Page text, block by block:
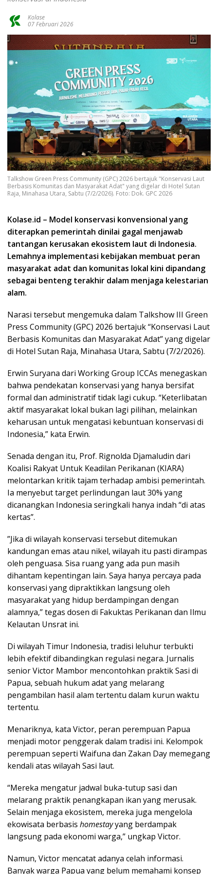
Kolase
07 Februari 2026
Talkshow Green Press Community (GPC) 2026 bertajuk "Konservasi Laut
Berbasis Komunitas dan Masyarakat Adat" yang digelar di Hotel Sutan
Raja, Minahasa Utara, Sabtu (7/2/2026). Foto: Dok. GPC 2026
Kolase.id – Model konservasi konvensional yang
diterapkan pemerintah dinilai gagal menjawab
tantangan kerusakan ekosistem laut di Indonesia.
Lemahnya implementasi kebijakan membuat peran
masyarakat adat dan komunitas lokal kini dipandang
sebagai benteng terakhir dalam menjaga kelestarian
alam.
​Narasi tersebut mengemuka dalam Talkshow III Green
Press Community (GPC) 2026 bertajuk “Konservasi Laut
Berbasis Komunitas dan Masyarakat Adat” yang digelar
di Hotel Sutan Raja, Minahasa Utara, Sabtu (7/2/2026).
​Erwin Suryana dari Working Group ICCAs menegaskan
bahwa pendekatan konservasi yang hanya bersifat
formal dan administratif tidak lagi cukup. “Keterlibatan
aktif masyarakat lokal bukan lagi pilihan, melainkan
keharusan untuk mengatasi kebuntuan konservasi di
Indonesia,” kata Erwin.
Senada dengan itu, Prof. Rignolda Djamaludin dari
Koalisi Rakyat Untuk Keadilan Perikanan (KIARA)
melontarkan kritik tajam terhadap ambisi pemerintah.
Ia menyebut target perlindungan laut 30% yang
dicanangkan Indonesia seringkali hanya indah “di atas
kertas”.
​”Jika di wilayah konservasi tersebut ditemukan
kandungan emas atau nikel, wilayah itu pasti dirampas
oleh penguasa. Sisa ruang yang ada pun masih
dihantam kepentingan lain. Saya hanya percaya pada
konservasi yang dipraktikkan langsung oleh
masyarakat yang hidup berdampingan dengan
alamnya,” tegas dosen di Fakuktas Perikanan dan Ilmu
Kelautan Unsrat ini.
Di wilayah Timur Indonesia, tradisi leluhur terbukti
lebih efektif dibandingkan regulasi negara. Jurnalis
senior Victor Mambor mencontohkan praktik Sasi di
Papua, sebuah hukum adat yang melarang
pengambilan hasil alam tertentu dalam kurun waktu
tertentu.
​Menariknya, kata Victor, peran perempuan Papua
menjadi motor penggerak dalam tradisi ini. Kelompok
perempuan seperti Waifuna dan Zakan Day memegang
kendali atas wilayah Sasi laut.
“Mereka mengatur jadwal buka-tutup sasi dan
melarang praktik penangkapan ikan yang merusak.
Selain menjaga ekosistem, mereka juga mengelola
ekowisata berbasis homestayyang berdampak
langsung pada ekonomi warga,” ungkap Victor.
​Namun, Victor mencatat adanya celah informasi.
Banyak warga Papua yang belum memahami konsep